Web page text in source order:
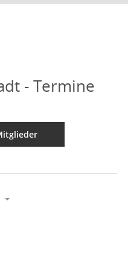
- Termine